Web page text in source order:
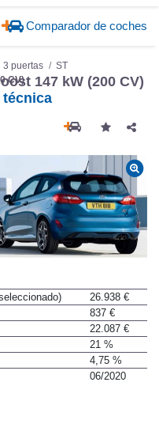
147 kW (200 CV)
26.938 €
837 €
22.087 €
21 %
4,75 %